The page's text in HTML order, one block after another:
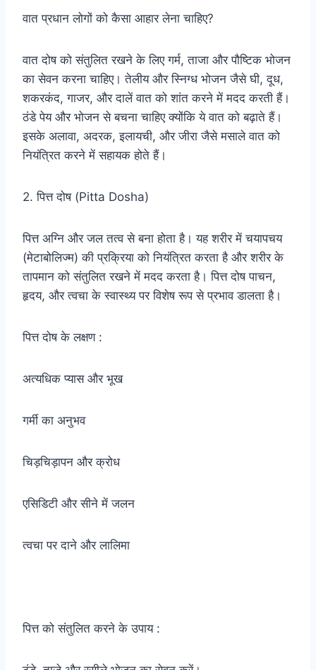
वात प्रधान लोगों को कैसा आहार लेना चाहिए?
वात दोष को संतुलित रखने के लिए गर्म, ताजा और पौष्टिक भोजन
का सेवन करना चाहिए। तेलीय और स्निग्ध भोजन जैसे घी, दूध,
शकरकंद, गाजर, और दालें वात को शांत करने में मदद करती हैं।
ठंडे पेय और भोजन से बचना चाहिए क्योंकि ये वात को बढ़ाते हैं।
इसके अलावा, अदरक, इलायची, और जीरा जैसे मसाले वात को
नियंत्रित करने में सहायक होते हैं।
2. पित्त दोष (Pitta Dosha)
पित्त अग्नि और जल तत्व से बना होता है। यह शरीर में चयापचय
(मेटाबोलिज्म) की प्रक्रिया को नियंत्रित करता है और शरीर के
तापमान को संतुलित रखने में मदद करता है। पित्त दोष पाचन,
हृदय, और त्वचा के स्वास्थ्य पर विशेष रूप से प्रभाव डालता है।
पित्त दोष के लक्षण :
अत्यधिक प्यास और भूख
गर्मी का अनुभव
चिड़चिड़ापन और क्रोध
एसिडिटी और सीने में जलन
त्वचा पर दाने और लालिमा
पित्त को संतुलित करने के उपाय :